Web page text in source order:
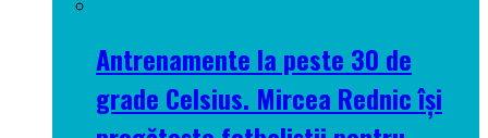
Antrenamente la peste 30 de
grade Celsius. Mircea Rednic își